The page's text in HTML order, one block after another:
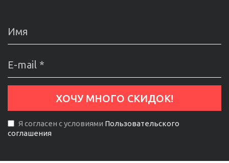
Я согласен с условиями Пользовательского
соглашения